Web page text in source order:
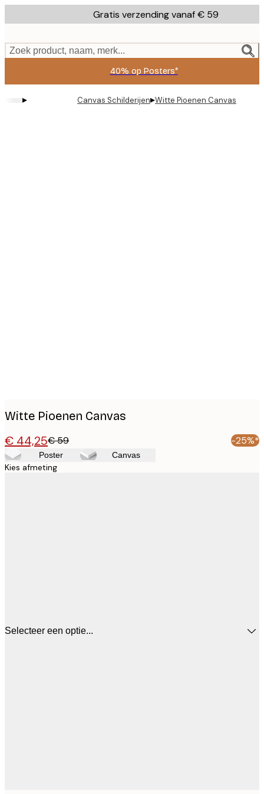
to
content.
Gratis verzending vanaf € 59
Zoek product, naam, merk...
40% op Posters*
▸ Canvas Schilderijen▸Witte Pioenen Canvas
Witte Pioenen Canvas
€ 44,25€ 59 -25%*
Poster Canvas
Kies afmeting
Selecteer een optie...